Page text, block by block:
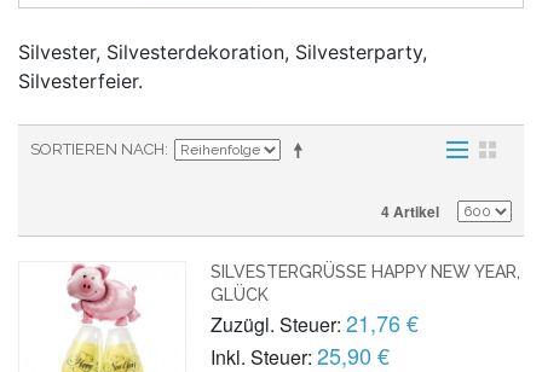
Silvester, Silvesterdekoration, Silvesterparty,
Silvesterfeier.
SORTIEREN NACH
4 Artikel
SILVESTERGRÜSSE HAPPY NEW YEAR, G
LÜCK
Zuzügl. Steuer: 21,76 €
Inkl. Steuer: 25,90 €